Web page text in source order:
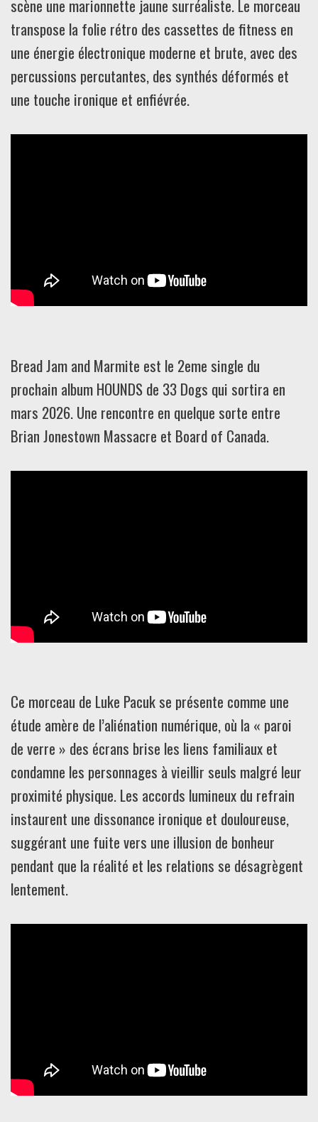
scène une marionnette jaune surréaliste. Le morceau
transpose la folie rétro des cassettes de fitness en
une énergie électronique moderne et brute, avec des
percussions percutantes, des synthés déformés et
une touche ironique et enfiévrée.
Bread Jam and Marmite est le 2eme single du
prochain album HOUNDS de 33 Dogs qui sortira en
mars 2026. Une rencontre en quelque sorte entre
Brian Jonestown Massacre et Board of Canada.
Ce morceau de Luke Pacuk se présente comme une
étude amère de l’aliénation numérique, où la « paroi
de verre » des écrans brise les liens familiaux et
condamne les personnages à vieillir seuls malgré leur
proximité physique. Les accords lumineux du refrain
instaurent une dissonance ironique et douloureuse,
suggérant une fuite vers une illusion de bonheur
pendant que la réalité et les relations se désagrègent
lentement.